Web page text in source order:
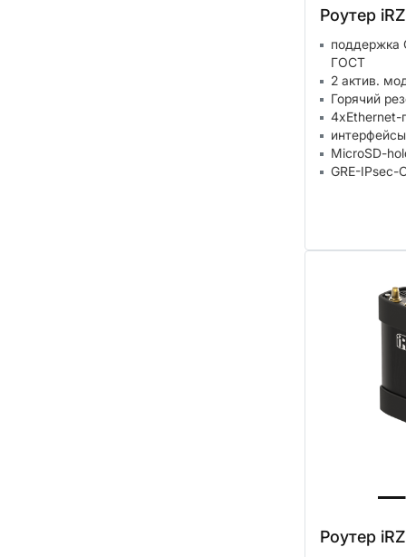
Роутер
поддержка
ГОСТ
2 актив.
Горячий
4xEthernet-
MicroSD-
GRE-IPsec-
Роутер